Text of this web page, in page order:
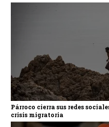
Párroco cierra sus redes
crisis migratoria